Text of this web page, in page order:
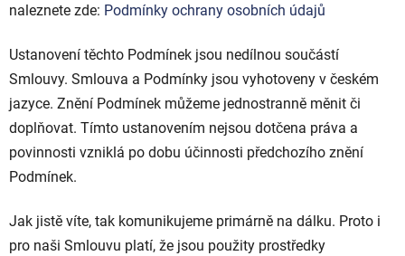
naleznete zde: Podmínky ochrany osobních údajů
Ustanovení těchto Podmínek jsou nedílnou součástí
Smlouvy. Smlouva a Podmínky jsou vyhotoveny v českém
jazyce. Znění Podmínek můžeme jednostranně měnit či
doplňovat. Tímto ustanovením nejsou dotčena práva a
povinnosti vzniklá po dobu účinnosti předchozího znění
Podmínek.
Jak jistě víte, tak komunikujeme primárně na dálku. Proto i
pro naši Smlouvu platí, že jsou použity prostředky